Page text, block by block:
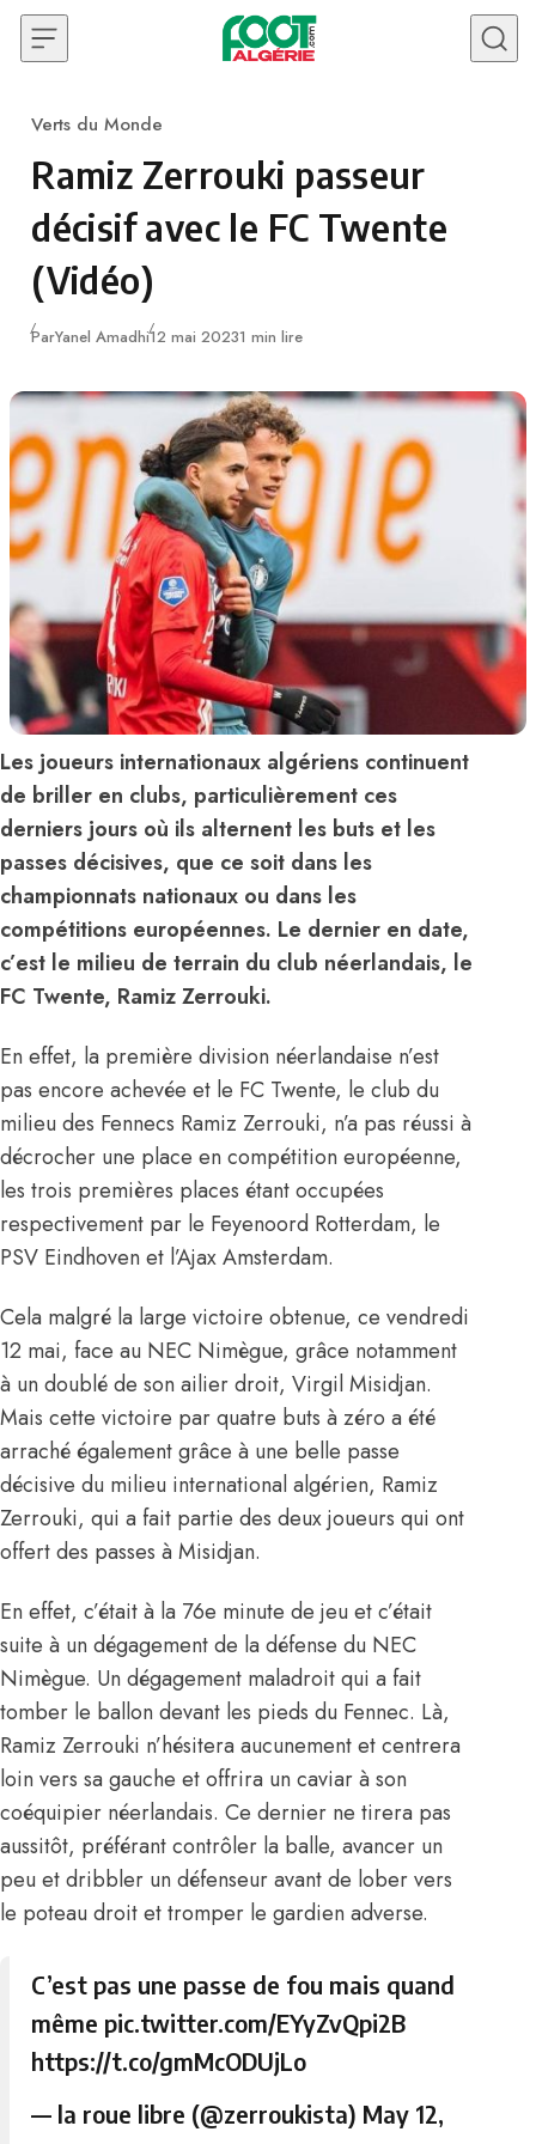
Skip to content
Category
Verts du Monde
Ramiz Zerrouki passeur
décisif avec le FC Twente
(Vidéo)
ParYanel AmadhiPublié
12 mai 20231 min lire
Les joueurs internationaux algériens continuent
de briller en clubs, particulièrement ces
derniers jours où ils alternent les buts et les
passes décisives, que ce soit dans les
championnats nationaux ou dans les
compétitions européennes. Le dernier en date,
c’est le milieu de terrain du club néerlandais, le
FC Twente, Ramiz Zerrouki.
En effet, la première division néerlandaise n’est
pas encore achevée et le FC Twente, le club du
milieu des Fennecs Ramiz Zerrouki, n’a pas réussi à
décrocher une place en compétition européenne,
les trois premières places étant occupées
respectivement par le Feyenoord Rotterdam, le
PSV Eindhoven et l’Ajax Amsterdam.
Cela malgré la large victoire obtenue, ce vendredi
12 mai, face au NEC Nimègue, grâce notamment
à un doublé de son ailier droit, Virgil Misidjan.
Mais cette victoire par quatre buts à zéro a été
arraché également grâce à une belle passe
décisive du milieu international algérien, Ramiz
Zerrouki, qui a fait partie des deux joueurs qui ont
offert des passes à Misidjan.
En effet, c’était à la 76e minute de jeu et c’était
suite à un dégagement de la défense du NEC
Nimègue. Un dégagement maladroit qui a fait
tomber le ballon devant les pieds du Fennec. Là,
Ramiz Zerrouki n’hésitera aucunement et centrera
loin vers sa gauche et offrira un caviar à son
coéquipier néerlandais. Ce dernier ne tirera pas
aussitôt, préférant contrôler la balle, avancer un
peu et dribbler un défenseur avant de lober vers
le poteau droit et tromper le gardien adverse.
C’est pas une passe de fou mais quand
même pic.twitter.com/EYyZvQpi2B
https://t.co/gmMcODUjLo
— la roue libre (@zerroukista) May 12,